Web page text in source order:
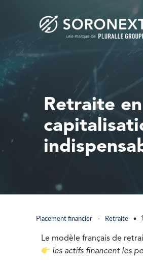
Retraite
Placement financier - Retraite
Le modèle français de
les actifs financent les